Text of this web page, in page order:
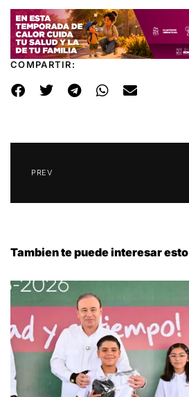
COMPARTIR:
PREV
Tambien te puede interesar esto